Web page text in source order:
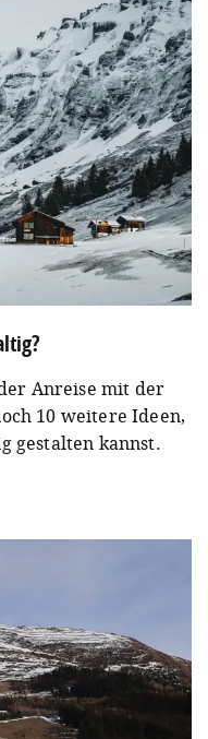
Anreise mit der
10 weitere Ideen,
gestalten kannst.